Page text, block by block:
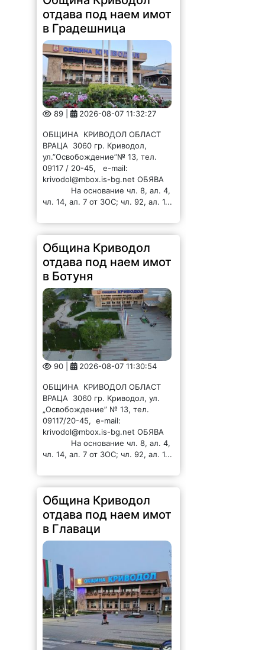
отдава под наем имот
в Градешница
89 | 2026-08-07 11:32:27
ОБЩИНА КРИВОДОЛ ОБЛАСТ
ВРАЦА 3060 гр. Криводол,
ул.”Освобождение”№ 13, тел.
09117 / 20-45, e-mail:
krivodol@mbox.is-bg.net ОБЯВА
На основание чл. 8, ал. 4,
чл. 14, ал. 7 от ЗОС; чл. 92, ал. 1...
Община Криводол
отдава под наем имот
в Ботуня
90 | 2026-08-07 11:30:54
ОБЩИНА КРИВОДОЛ ОБЛАСТ
ВРАЦА 3060 гр. Криводол, ул.
„Освобождение” № 13, тел.
09117/20-45, e-mail:
krivodol@mbox.is-bg.net ОБЯВА
На основание чл. 8, ал. 4,
чл. 14, ал. 7 от ЗОС; чл. 92, ал. 1...
Община Криводол
отдава под наем имот
в Главаци